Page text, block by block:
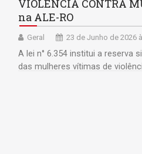
VIOLÊNCIA CONTRA
na ALE-RO
Geral 23 de Junho de 2026
A lei n° 6.354 institui a reserva
das mulheres vítimas de